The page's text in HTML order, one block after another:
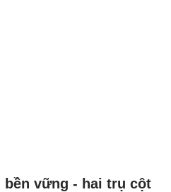
bền vững - hai trụ cột